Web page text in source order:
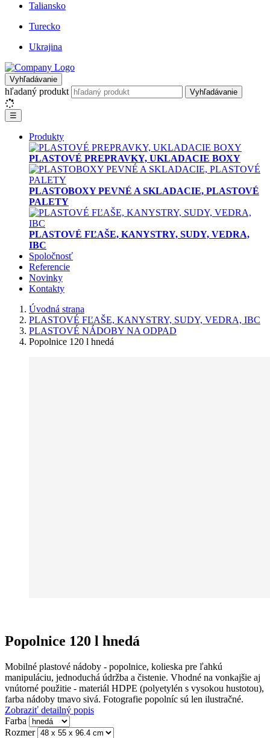
Taliansko
Turecko
Ukrajina
Vyhľadávanie
hľadaný produkt Vyhľadávanie
☰
Produkty
PLASTOVÉ PREPRAVKY, UKLADACIE BOXY
PLASTOBOXY PEVNÉ A SKLADACIE, PLASTOVÉ
PALETY
PLASTOVÉ FĽAŠE, KANYSTRY, SUDY, VEDRA,
IBC
Spoločnosť
Referencie
Novinky
Kontakty
Úvodná strana
PLASTOVÉ FĽAŠE, KANYSTRY, SUDY, VEDRA, IBC
PLASTOVÉ NÁDOBY NA ODPAD
Popolnice 120 l hnedá
Popolnice 120 l hnedá
Mobilné plastové nádoby - popolnice, kolieska pre ľahkú
manipuláciu, jednoduchá údržba a čistenie. Vhodné na vonkajšie aj
vnútorné použitie - materiál HDPE (polyetylén s vysokou hustotou),
farba nádoby tmavo sivá. Fotografie popolníc sú len ilustračné.
Zobraziť detailný popis
Farba
Rozmer